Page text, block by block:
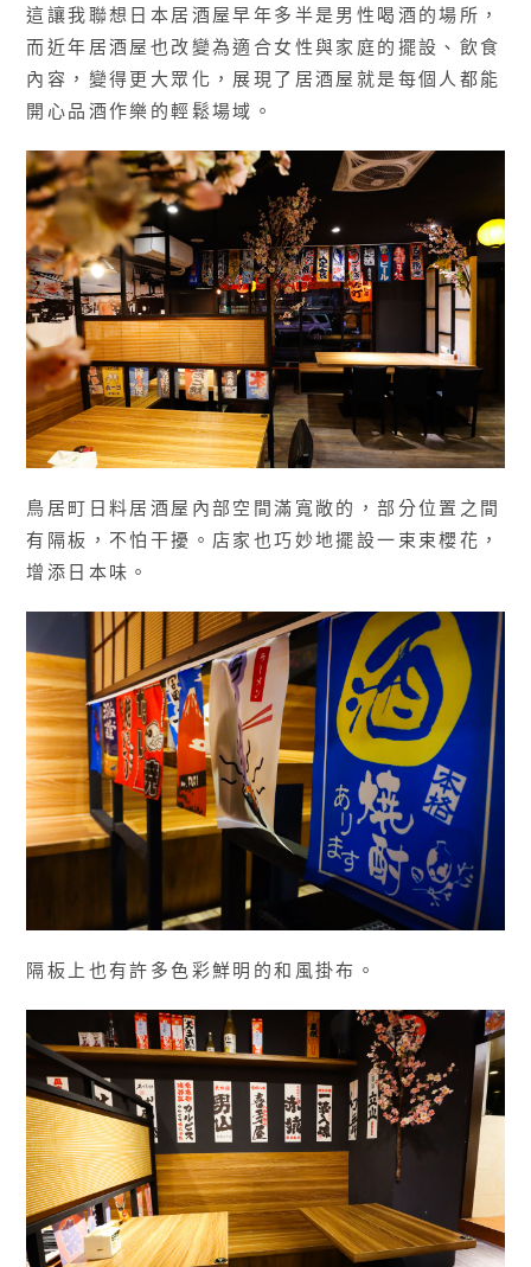
這讓我聯想日本居酒屋早年多半是男性喝酒的場所，
而近年居酒屋也改變為適合女性與家庭的擺設、飲食
內容，變得更大眾化，展現了居酒屋就是每個人都能
開心品酒作樂的輕鬆場域。
鳥居町日料居酒屋內部空間滿寬敞的，部分位置之間
有隔板，不怕干擾。店家也巧妙地擺設一束束櫻花，
增添日本味。
隔板上也有許多色彩鮮明的和風掛布。